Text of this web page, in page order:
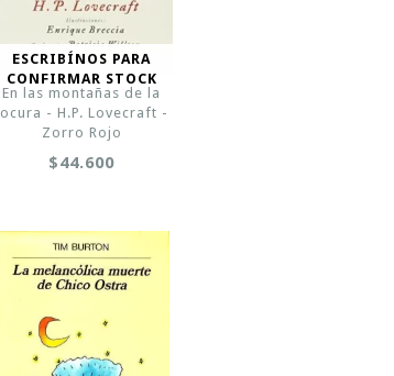
ESCRIBÍNOS PARA
CONFIRMAR STOCK
En las montañas de la
locura - H.P. Lovecraft -
Zorro Rojo
$44.600